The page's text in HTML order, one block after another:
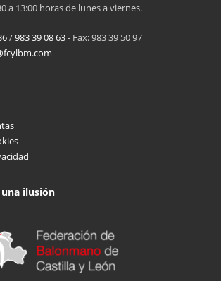
a 13:00 horas de lunes a viernes.
/983 39 08 63- Fax: 983 39 50 97
ilusión